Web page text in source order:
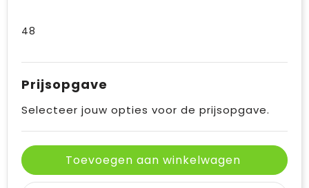
48
Prijsopgave
Selecteer jouw opties voor de prijsopgave.
Toevoegen aan winkelwagen